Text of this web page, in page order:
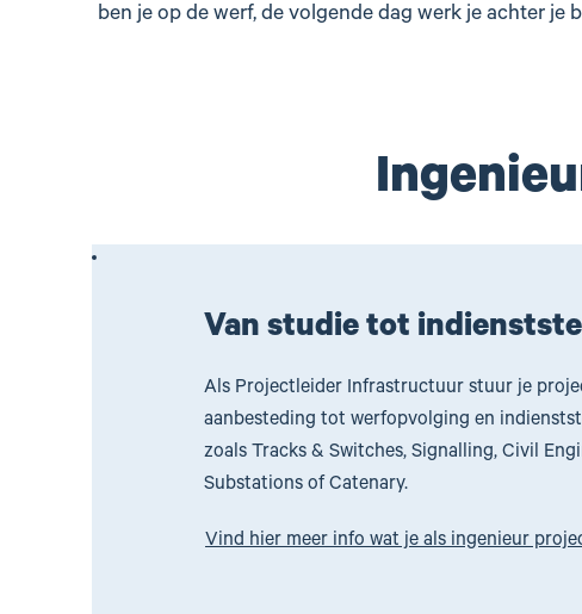
ben je op de werf, de volgende dag werk je achter
Van studie tot
Als Projectleider Infrastructuur stuur je
aanbesteding tot werfopvolging en
zoals Tracks & Switches, Signalling, Civil
Substations of Catenary.
Vind hier meer info wat je als ingenieur